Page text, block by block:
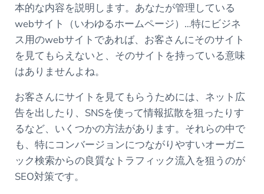
本的な内容を説明します。あなたが管理している
webサイト（いわゆるホームページ）…特にビジネ
ス用のwebサイトであれば、お客さんにそのサイト
を見てもらえないと、そのサイトを持っている意味
はありませんよね。
お客さんにサイトを見てもらうためには、ネット広
告を出したり、SNSを使って情報拡散を狙ったりす
るなど、いくつかの方法があります。それらの中で
も、特にコンバージョンにつながりやすいオーガニ
ック検索からの良質なトラフィック流入を狙うのが
SEO対策です。